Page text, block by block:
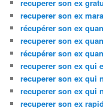
recuperer son ex
recuperer son ex
récupérer son ex
recuperer son ex
récupérer son ex
recuperer son ex qui
recuperer son ex qui
recuperer son ex qui
recuperer son ex